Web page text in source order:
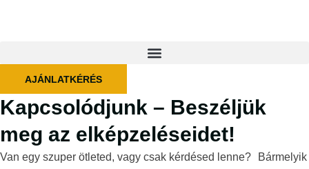
AJÁNLATKÉRÉS
Kapcsolódjunk – Beszéljük
meg az elképzeléseidet!
Van egy szuper ötleted, vagy csak kérdésed lenne? Bármelyik